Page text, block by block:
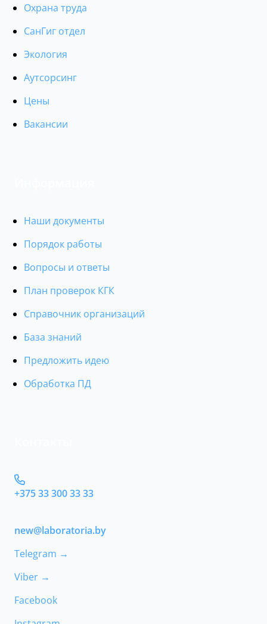
Охрана труда
СанГиг отдел
Экология
Аутсорсинг
Цены
Вакансии
Наши документы
Порядок работы
Вопросы и ответы
План проверок КГК
Справочник организаций
База знаний
Предложить идею
Обработка ПД
+375 33 300 33 33
new@laboratoria.by
Telegram →
Viber →
Facebook